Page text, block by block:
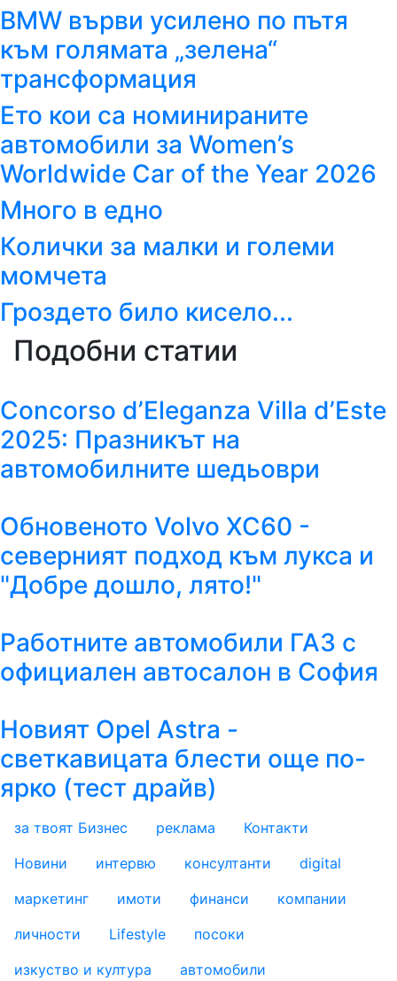
BMW върви усилено по пътя
към голямата „зелена“
трансформация
Ето кои са номинираните
автомобили за Women’s
Worldwide Car of the Year 2026
Много в едно
Колички за малки и големи
момчета
Гроздето било кисело...
Подобни статии
Concorso d’Eleganza Villa d’Este
2025: Празникът на
автомобилните шедьоври
Обновеното Volvo XC60 -
северният подход към лукса и
"Добре дошло, лято!"
Работните автомобили ГАЗ с
официален автосалон в София
Новият Opel Astra -
светкавицата блести още по-
ярко (тест драйв)
за твоят Бизнес реклама Контакти
footer_statii
Новини интервю консултанти
digital
маркетинг
имоти финанси
компании
личности
Lifestyle
посоки
изкуство и култура
автомобили